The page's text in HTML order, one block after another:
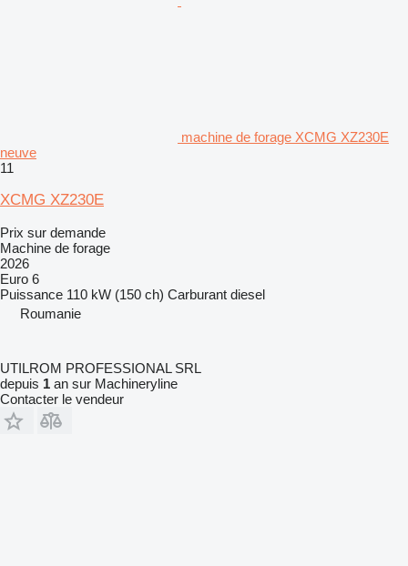
machine de forage XCMG XZ230E
neuve
11
XCMG XZ230E
Prix sur demande
Machine de forage
2026
Euro 6
Puissance 110 kW (150 ch) Carburant diesel
Roumanie
UTILROM PROFESSIONAL SRL
depuis 1 an sur Machineryline
Contacter le vendeur